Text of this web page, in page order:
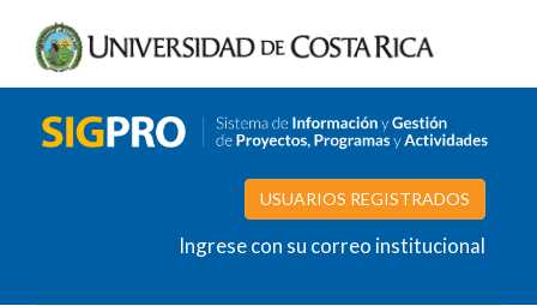
USUARIOS REGISTRADOS
Ingrese con su correo institucional